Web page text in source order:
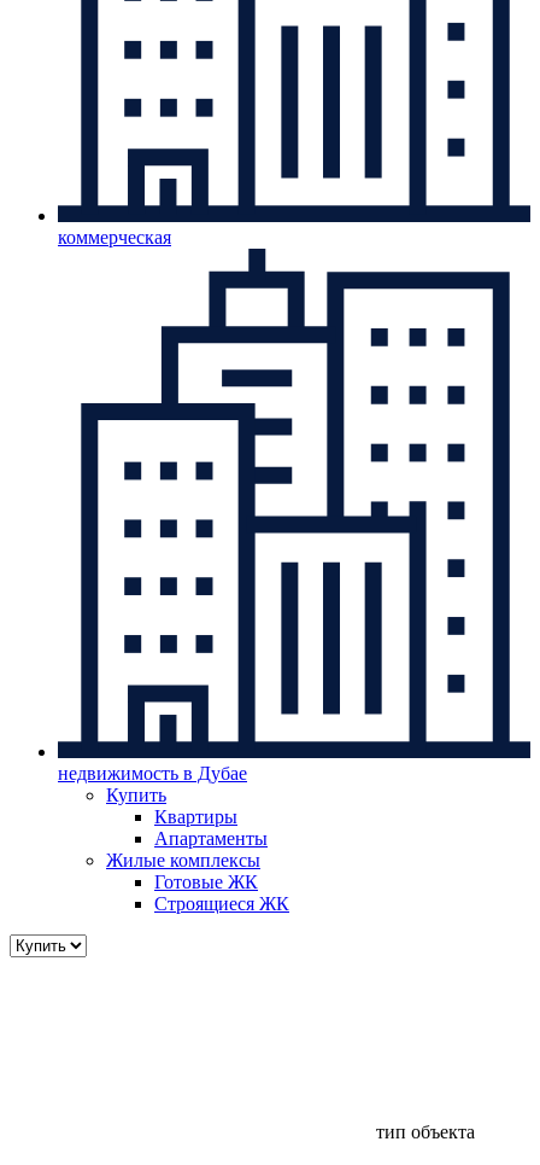
коммерческая
недвижимость в Дубае
Купить
Квартиры
Апартаменты
Жилые комплексы
Готовые ЖК
Строящиеся ЖК
тип объекта